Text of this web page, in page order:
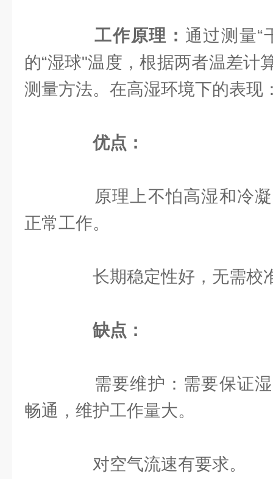
工作原理： 通过测量“
的“湿球"温度，根据两者温差计
测量方法。在高湿环境下的表现
优点：
原理上不怕高湿和冷凝
正常工作。
长期稳定性好，无需校
缺点：
需要维护：需要保证湿
畅通，维护工作量大。
对空气流速有要求。